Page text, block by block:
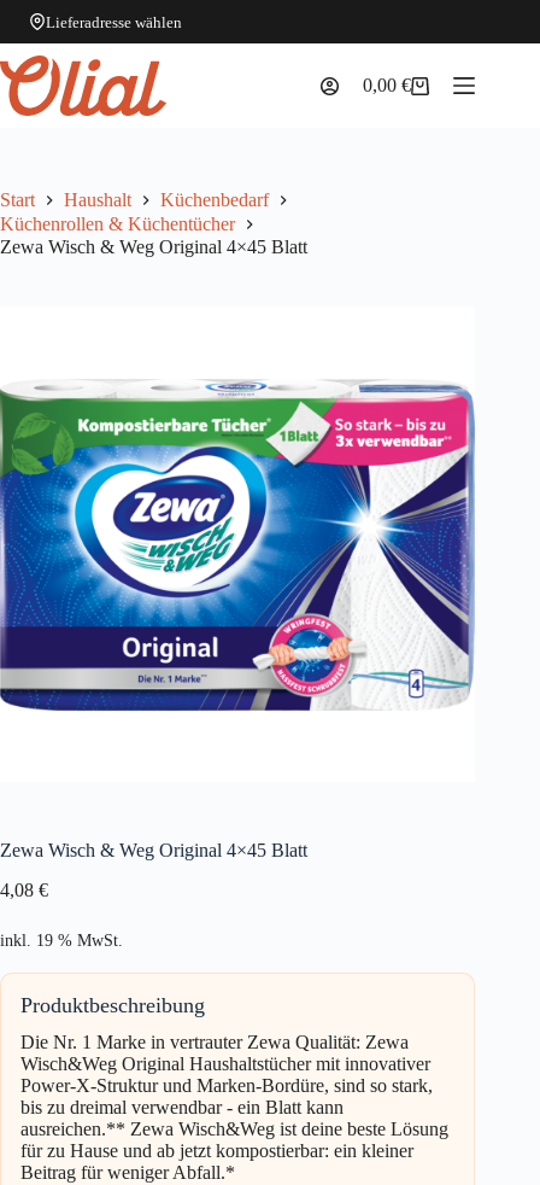
Lieferadresse wählen
Zum
Inhalt
springen
Warenkorb
0,00€
Start Haushalt
Küchenbedarf
Küchenrollen & Küchentücher
Zewa Wisch & Weg Original 4×45 Blatt
Zewa Wisch & Weg Original 4×45 Blatt
4,08 €
inkl. 19 % MwSt.
Produktbeschreibung
Die Nr. 1 Marke in vertrauter Zewa Qualität: Zewa
Wisch&Weg Original Haushaltstücher mit innovativer
Power-X-Struktur und Marken-Bordüre, sind so stark,
bis zu dreimal verwendbar - ein Blatt kann
ausreichen.** Zewa Wisch&Weg ist deine beste Lösung
für zu Hause und ab jetzt kompostierbar: ein kleiner
Beitrag für weniger Abfall.*